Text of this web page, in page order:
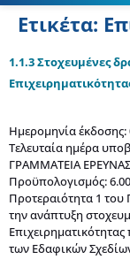
Ετικέτα:
1.1.3 Στοχευμένες
Ημερομηνία
Τελευταία ημέρα
ΓΡΑΜΜΑΤΕΙΑ
Προϋπολογισμός:
Προτεραιότητα 1
την ανάπτυξη
των Εδαφικών